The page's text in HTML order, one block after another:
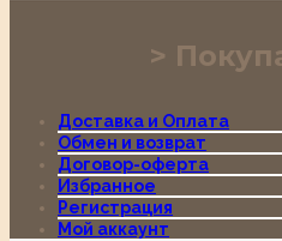
Доставка и Оплата
Обмен и возврат
Договор-оферта
Избранное
Регистрация
Мой аккаунт